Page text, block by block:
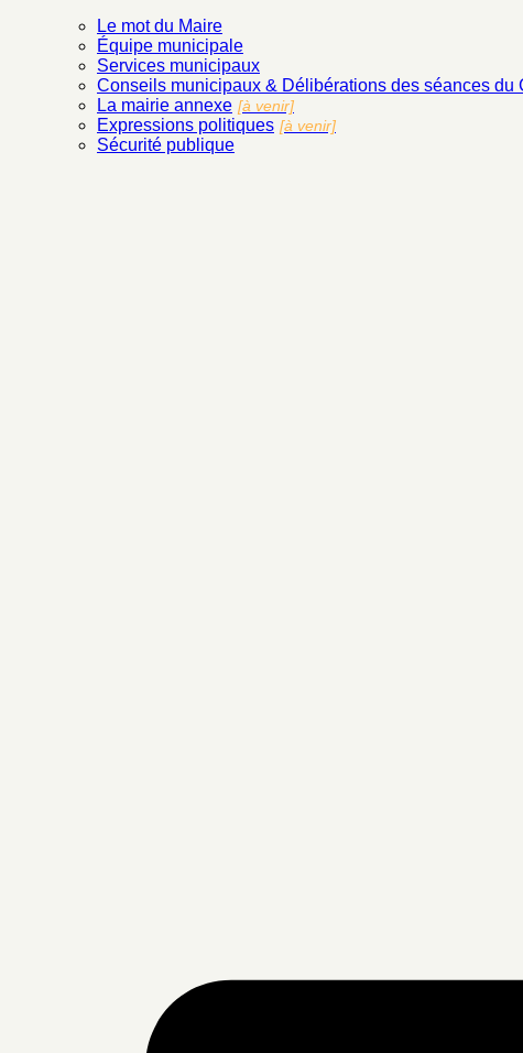
Le mot du Maire
Équipe municipale
Services municipaux
Conseils municipaux & Délibérations des séances du
La mairie annexe [à venir]
Expressions politiques [à venir]
Sécurité publique